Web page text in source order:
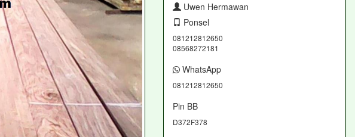
Uwen Hermawan
Ponsel
081212812650
08568272181
WhatsApp
081212812650
Pin BB
D372F378